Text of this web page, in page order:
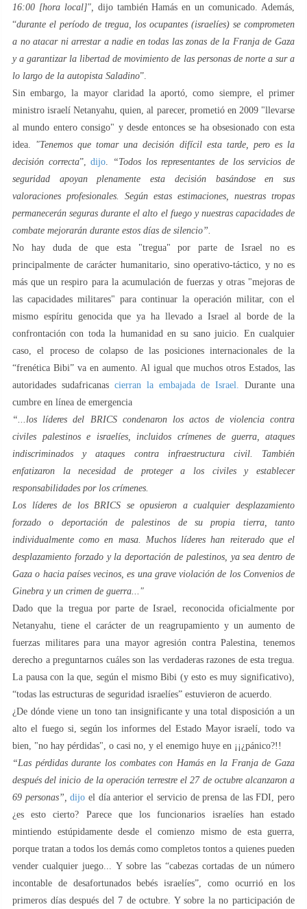
16:00 [hora local]",
dijo también Hamás en un comunicado. Además,
“durante el período de tregua, los ocupantes (israelíes) se comprometen
a no atacar ni arrestar a nadie en todas las zonas de la Franja de Gaza
y a garantizar la libertad de movimiento de las personas de norte a sur a
lo largo de la autopista Saladino”.
Sin embargo, la mayor claridad la aportó, como siempre, el primer
ministro israelí Netanyahu, quien, al parecer, prometió en 2009 "llevarse
al mundo entero consigo" y desde entonces se ha obsesionado con esta
idea. "Tenemos que tomar una decisión difícil esta tarde, pero es la
decisión correcta”,dijo
“Todos los representantes de los servicios de
seguridad apoyan plenamente esta decisión basándose en sus
valoraciones profesionales. Según estas estimaciones, nuestras tropas
permanecerán seguras durante el alto el fuego y nuestras capacidades de
combate mejorarán durante estos días de silencio”.
No hay duda de que esta "tregua" por parte de Israel no es
principalmente de carácter humanitario, sino operativo-táctico, y no es
más que un respiro para la acumulación de fuerzas y otras "mejoras de
las capacidades militares" para continuar la operación militar, con el
mismo espíritu genocida que ya ha llevado a Israel al borde de la
confrontación con toda la humanidad en su sano juicio. En cualquier
caso, el proceso de colapso de las posiciones internacionales de la
“frenética Bibi” va en aumento. Al igual que muchos otros Estados, las
autoridades sudafricanas cierran la embajada de Israel. Durante una
cumbre en línea de emergencia
“...los líderes del BRICS condenaron los actos de violencia contra
civiles palestinos e israelíes, incluidos crímenes de guerra, ataques
indiscriminados y ataques contra infraestructura civil. También
enfatizaron la necesidad de proteger a los civiles y establecer
responsabilidades por los crímenes.
Los líderes de los BRICS se opusieron a cualquier desplazamiento
forzado o deportación de palestinos de su propia tierra, tanto
individualmente como en masa. Muchos líderes han reiterado que el
desplazamiento forzado y la deportación de palestinos, ya sea dentro de
Gaza o hacia países vecinos, es una grave violación de los Convenios de
Ginebra y un crimen de guerra..."
Dado que la tregua por parte de Israel, reconocida oficialmente por
Netanyahu, tiene el carácter de un reagrupamiento y un aumento de
fuerzas militares para una mayor agresión contra Palestina, tenemos
derecho a preguntarnos cuáles son las verdaderas razones de esta tregua.
La pausa con la que, según el mismo Bibi (y esto es muy significativo),
“todas las estructuras de seguridad israelíes” estuvieron de acuerdo.
¿De dónde viene un tono tan insignificante y una total disposición a un
alto el fuego si, según los informes del Estado Mayor israelí, todo va
bien, "no hay pérdidas", o casi no, y el enemigo huye en ¡¡¿pánico?!!
“Las pérdidas durante los combates con Hamás en la Franja de Gaza
después del inicio de la operación terrestre el 27 de octubre alcanzaron a
69 personas”,dijo el día anterior el servicio de prensa de las FDI, pero
¿es esto cierto? Parece que los funcionarios israelíes han estado
mintiendo estúpidamente desde el comienzo mismo de esta guerra,
porque tratan a todos los demás como completos tontos a quienes pueden
vender cualquier juego... Y sobre las “cabezas cortadas de un número
incontable de desafortunados bebés israelíes”, como ocurrió en los
primeros días después del 7 de octubre. Y sobre la no participación de